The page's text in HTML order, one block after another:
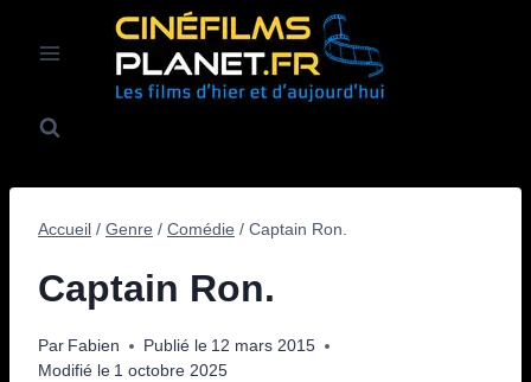
Accueil / Genre / Comédie / Captain Ron.
Captain Ron.
Par Fabien Publié le 12 mars 2015
Modifié le 1 octobre 2025